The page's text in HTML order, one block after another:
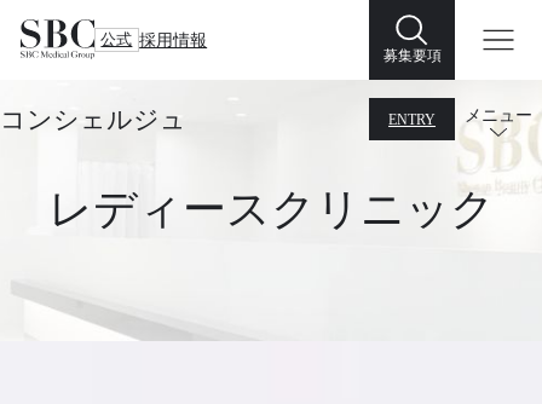
公式 採用情報
募集要項
コンシェルジュ ENTRY メニュー
レディースクリニック